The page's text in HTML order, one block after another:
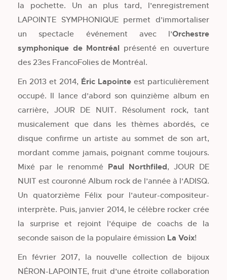
la pochette. Un an plus tard, l’enregistrement
LAPOINTE SYMPHONIQUE permet d’immortaliser
un spectacle événement avec l’Orchestre
symphonique de Montréal présenté en ouverture
des 23es FrancoFolies de Montréal.
En 2013 et 2014, Éric Lapointe est particulièrement
occupé. Il lance d’abord son quinzième album en
carrière, JOUR DE NUIT. Résolument rock, tant
musicalement que dans les thèmes abordés, ce
disque confirme un artiste au sommet de son art,
mordant comme jamais, poignant comme toujours.
Mixé par le renommé Paul Northfiled, JOUR DE
NUIT est couronné Album rock de l’année à l’ADISQ.
Un quatorzième Félix pour l’auteur-compositeur-
interprète. Puis, janvier 2014, le célèbre rocker crée
la surprise et rejoint l’équipe de coachs de la
seconde saison de la populaire émission La Voix!
En février 2017, la nouvelle collection de bijoux
NÉRON-LAPOINTE, fruit d’une étroite collaboration